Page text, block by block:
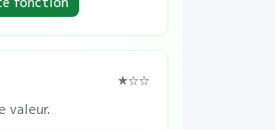
★☆☆
valeur.